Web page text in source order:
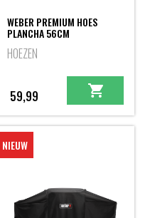
WEBER PREMIUM HOES
PLANCHA 56CM
HOEZEN
59,99
NIEUW